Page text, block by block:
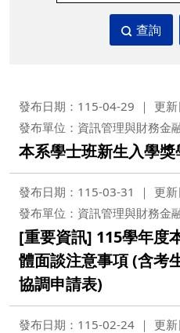
查詢
發布日期：115-04-29
更
發布單位：資訊管理與財務金
本系學士班新生入學
發布日期：115-03-31
更
發布單位：資訊管理與財務金
[重要資訊] 115學年度
體面談注意事項 (含考
協調申請表)
發布日期：115-02-24
更